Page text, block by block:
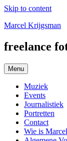
Skip to content
Marcel Krijgsman
freelance
Menu
Muziek
Events
Journalistiek
Portretten
Contact
Wie is